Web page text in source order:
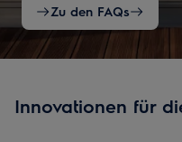
Zu den FAQs
Innovationen für